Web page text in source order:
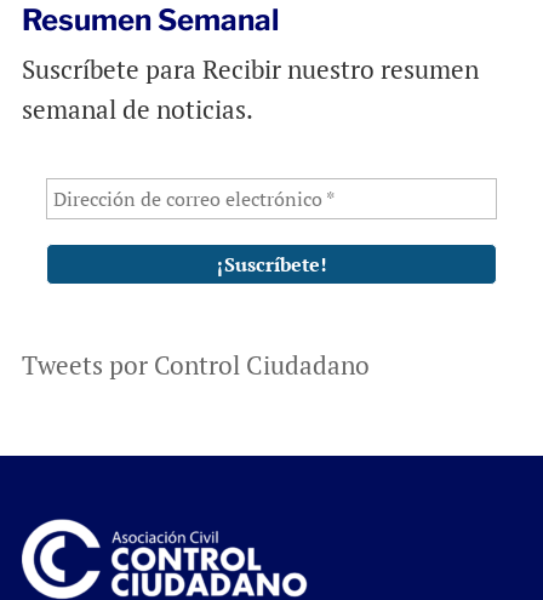
Resumen Semanal
Suscríbete para Recibir nuestro resumen
semanal de noticias.
Tweets por Control Ciudadano